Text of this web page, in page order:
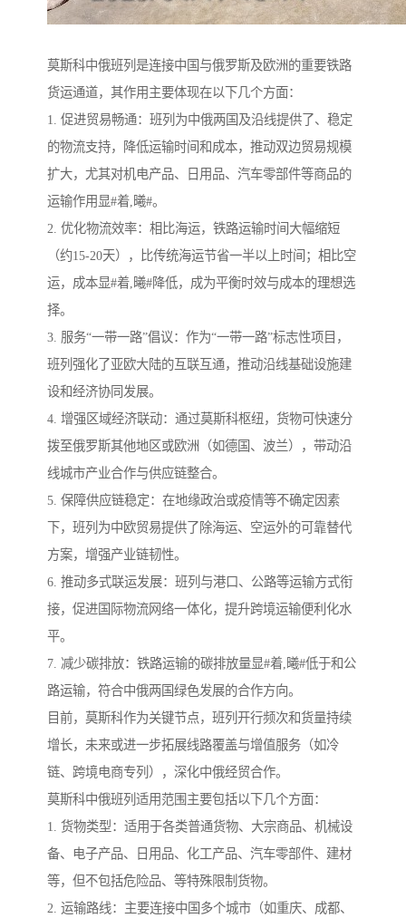
莫斯科中俄班列是连接中国与俄罗斯及欧洲的重要铁路
货运通道，其作用主要体现在以下几个方面：
1. 促进贸易畅通：班列为中俄两国及沿线提供了、稳定
的物流支持，降低运输时间和成本，推动双边贸易规模
扩大，尤其对机电产品、日用品、汽车零部件等商品的
运输作用显#着,曦#。
2. 优化物流效率：相比海运，铁路运输时间大幅缩短
（约15-20天），比传统海运节省一半以上时间；相比空
运，成本显#着,曦#降低，成为平衡时效与成本的理想选
择。
3. 服务“一带一路”倡议：作为“一带一路”标志性项目，
班列强化了亚欧大陆的互联互通，推动沿线基础设施建
设和经济协同发展。
4. 增强区域经济联动：通过莫斯科枢纽，货物可快速分
拨至俄罗斯其他地区或欧洲（如德国、波兰），带动沿
线城市产业合作与供应链整合。
5. 保障供应链稳定：在地缘政治或疫情等不确定因素
下，班列为中欧贸易提供了除海运、空运外的可靠替代
方案，增强产业链韧性。
6. 推动多式联运发展：班列与港口、公路等运输方式衔
接，促进国际物流网络一体化，提升跨境运输便利化水
平。
7. 减少碳排放：铁路运输的碳排放量显#着,曦#低于和公
路运输，符合中俄两国绿色发展的合作方向。
目前，莫斯科作为关键节点，班列开行频次和货量持续
增长，未来或进一步拓展线路覆盖与增值服务（如冷
链、跨境电商专列），深化中俄经贸合作。
莫斯科中俄班列适用范围主要包括以下几个方面：
1. 货物类型：适用于各类普通货物、大宗商品、机械设
备、电子产品、日用品、化工产品、汽车零部件、建材
等，但不包括危险品、等特殊限制货物。
2. 运输路线：主要连接中国多个城市（如重庆、成都、